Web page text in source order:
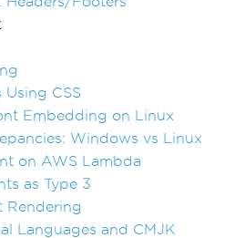
CSS
Embedding on Linux
Windows vs Linux
on AWS Lambda
as Type 3
Rendering
Languages and CMJK